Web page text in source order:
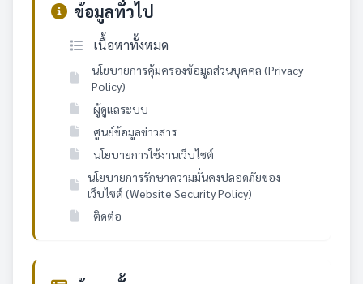
ข้อมูลทั่วไป
เนื้อหาทั้งหมด
นโยบายการคุ้มครองข้อมูลส่วนบุคคล (Privacy
Policy)
ผู้ดูแลระบบ
ศูนย์ข้อมูลข่าวสาร
นโยบายการใช้งานเว็บไซต์
นโยบายการรักษาความมั่นคงปลอดภัยของ
เว็บไซต์ (Website Security Policy)
ติดต่อ